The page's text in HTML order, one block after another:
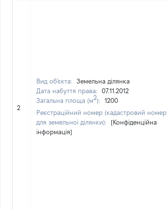
2
Вид об'єкта:
Земельна ділянка
Дата набуття права:
07.11.2012
Загальна площа (м2):
1200
Реєстраційний номер (кадастровий номер
для земельної ділянки):
[Конфіденційна
інформація]